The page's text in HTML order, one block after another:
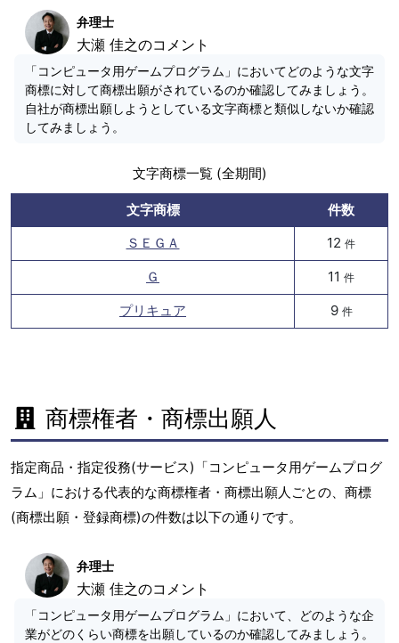
弁理士
大瀬 佳之のコメント
「コンピュータ用ゲームプログラム」においてどのような文字
商標に対して商標出願がされているのか確認してみましょう。
自社が商標出願しようとしている文字商標と類似しないか確認
してみましょう。
文字商標一覧 (全期間)
文字商標
件数
ＳＥＧＡ
12 件
Ｇ 11 件
プリキュア 9 件
商標権者・商標出願人
指定商品・指定役務(サービス)「コンピュータ用ゲームプログ
ラム」における代表的な商標権者・商標出願人ごとの、商標
(商標出願・登録商標)の件数は以下の通りです。
弁理士
大瀬 佳之のコメント
「コンピュータ用ゲームプログラム」において、どのような企
業がどのくらい商標を出願しているのか確認してみましょう。